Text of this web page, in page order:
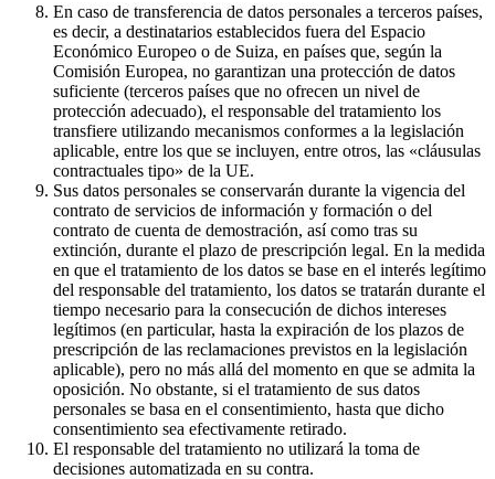
En caso de transferencia de datos personales a terceros países,
es decir, a destinatarios establecidos fuera del Espacio
Económico Europeo o de Suiza, en países que, según la
Comisión Europea, no garantizan una protección de datos
suficiente (terceros países que no ofrecen un nivel de
protección adecuado), el responsable del tratamiento los
transfiere utilizando mecanismos conformes a la legislación
aplicable, entre los que se incluyen, entre otros, las «cláusulas
contractuales tipo» de la UE.
Sus datos personales se conservarán durante la vigencia del
contrato de servicios de información y formación o del
contrato de cuenta de demostración, así como tras su
extinción, durante el plazo de prescripción legal. En la medida
en que el tratamiento de los datos se base en el interés legítimo
del responsable del tratamiento, los datos se tratarán durante el
tiempo necesario para la consecución de dichos intereses
legítimos (en particular, hasta la expiración de los plazos de
prescripción de las reclamaciones previstos en la legislación
aplicable), pero no más allá del momento en que se admita la
oposición. No obstante, si el tratamiento de sus datos
personales se basa en el consentimiento, hasta que dicho
consentimiento sea efectivamente retirado.
El responsable del tratamiento no utilizará la toma de
decisiones automatizada en su contra.